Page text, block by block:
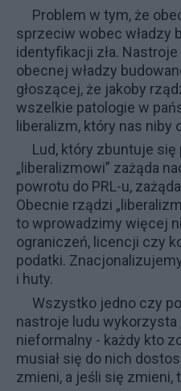
Problem w tym, że
sprzeciw wobec władzy
identyfikacji zła.
obecnej władzy
głoszącej, że jakoby
wszelkie patologie w
liberalizm, który nas niby
Lud, który zbuntuje
„liberalizmowi” zażąda
powrotu do PRL-u,
Obecnie rządzi
to wprowadzimy więcej
ograniczeń, licencji czy
podatki.
i huty.
Wszystko jedno czy
nastroje ludu wykorzysta
nieformalny - każdy kto
musiał się do nich
zmieni, a jeśli się zmieni,